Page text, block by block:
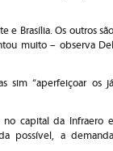
e Brasília. Os outros são
muito – observa Del
sim “aperfeiçoar os já
no capital da Infraero e
possível, a demanda